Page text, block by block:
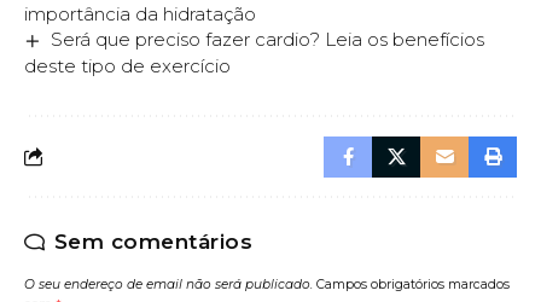
importância da hidratação
Será que preciso fazer cardio? Leia os benefícios
deste tipo de exercício
Sem comentários
O seu endereço de email não será publicado. Campos obrigatórios marcados